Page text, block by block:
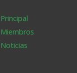
Principal
Miembros
Noticias